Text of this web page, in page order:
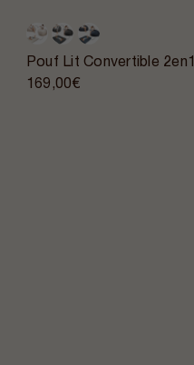
Pouf Lit Convertible 2en1
169,00€